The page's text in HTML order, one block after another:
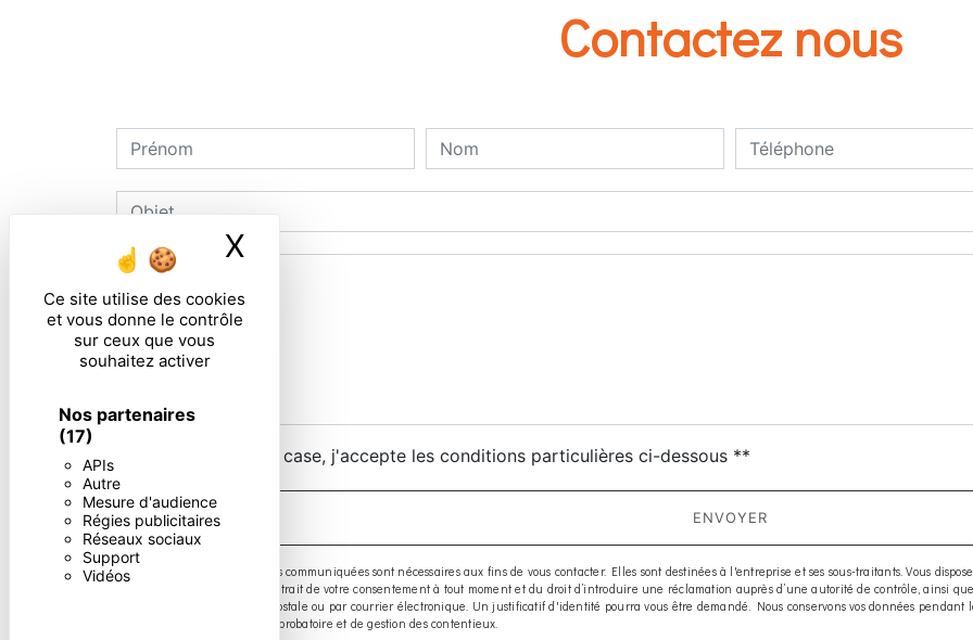
Ce site utilise des cookies
et vous donne le contrôle
sur ceux que vous
souhaitez activer
Nos partenaires
(17)
APIs
Autre
Mesure d'audience
Régies publicitaires
Réseaux sociaux
Support
Vidéos
X Masquer le bandeau des cookies
Contactez nous
En cochant cette case, j'accepte les conditions particulières ci-dessous **
ENVOYER
** Les données personnelles communiquées sont nécessaires aux fins de vous contacter. Elles sont destinées à l'entreprise et ses sous-traitants. Vous
limitation, d’opposition, de retrait de votre consentement à tout moment et du droit d’introduire une réclamation auprès d’une autorité de contrôle, ainsi
exercer ces droits par voie postale ou par courrier électronique. Un justificatif d'identité pourra vous être demandé. Nous conservons vos données
prescription légale aux fins probatoire et de gestion des contentieux.